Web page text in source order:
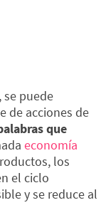
se puede
de acciones de
que
economía
los
el ciclo
y se reduce al